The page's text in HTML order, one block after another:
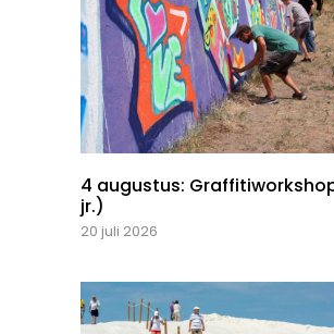
4 augustus:
jr.)
20 juli 2026